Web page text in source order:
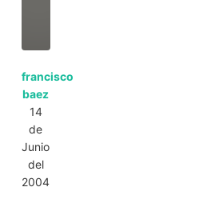
francisco
baez
14
de
Junio
del
2004